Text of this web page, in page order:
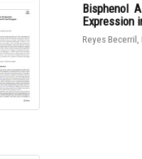
Bisphenol
Expression
Reyes